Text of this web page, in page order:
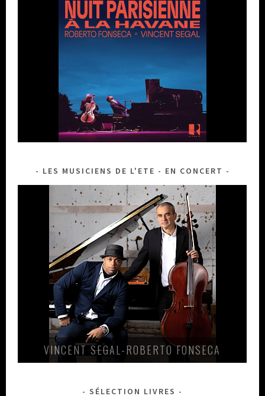
LES MUSICIENS DE L'ETE - EN CONCERT
VINCENT SEGAL-ROBERTO FONSECA
SÉLECTION LIVRES